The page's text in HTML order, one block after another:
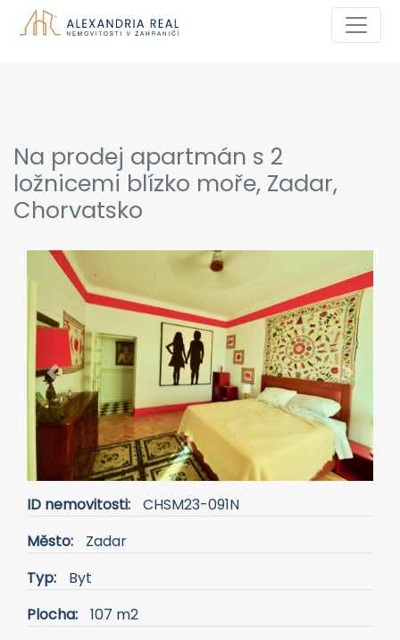
Na prodej apartmán s 2
ložnicemi blízko moře, Zadar,
Chorvatsko
Previous Next
ID nemovitosti:
CHSM23-091N
Město:
Zadar
Typ:
Byt
Plocha:
107 m2